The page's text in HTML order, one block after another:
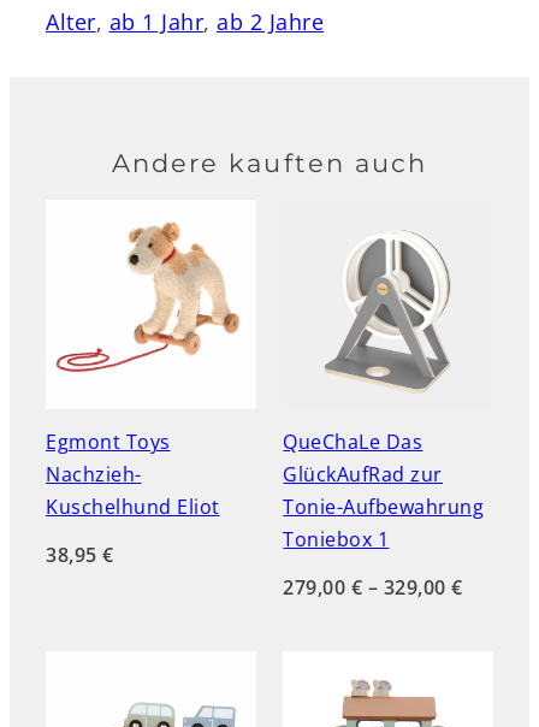
Alter, ab 1 Jahr, ab 2 Jahre
Andere kauften auch
Egmont Toys
Nachzieh-
Kuschelhund Eliot
38,95 €
QueChaLe Das
GlückAufRad zur
Tonie-Aufbewahrung
Toniebox 1
279,00 € – 329,00€